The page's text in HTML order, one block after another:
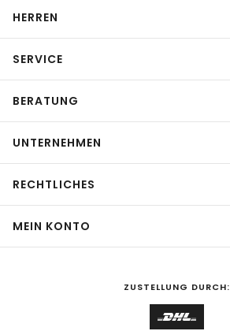
HERREN
SERVICE
BERATUNG
UNTERNEHMEN
RECHTLICHES
MEIN KONTO
ZUSTELLUNG DURCH: